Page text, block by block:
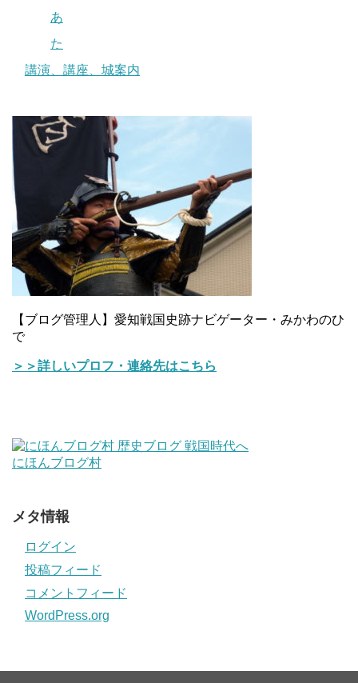
あ
た
講演、講座、城案内
【ブログ管理人】愛知戦国史跡ナビゲーター・みかわのひ
で
＞＞詳しいプロフ・連絡先はこちら
にほんブログ村
メタ情報
ログイン
投稿フィード
コメントフィード
WordPress.org